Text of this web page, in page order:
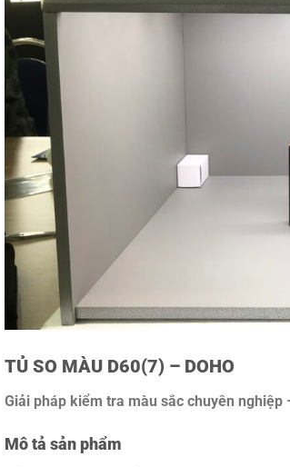
TỦ SO MÀU D60(7) – DOHO
Giải pháp kiểm tra màu sắc chuyên nghiệp
Mô tả sản phẩm